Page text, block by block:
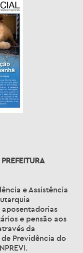
e Assistência
e pensão aos
da
Previdência do